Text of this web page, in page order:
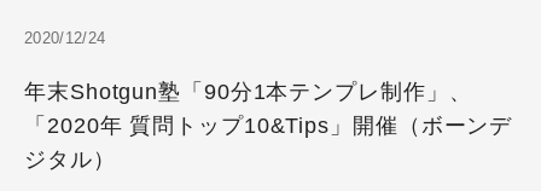
2020/12/24
年末Shotgun塾「90分1本テンプレ制作」、
「2020年 質問トップ10&Tips」開催（ボーンデ
ジタル）